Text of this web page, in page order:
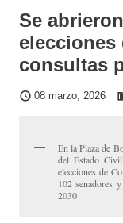
Se
elecciones
consultas
08 marzo, 2026
En la Plaza de
del Estado
elecciones de
102 senadores
2030